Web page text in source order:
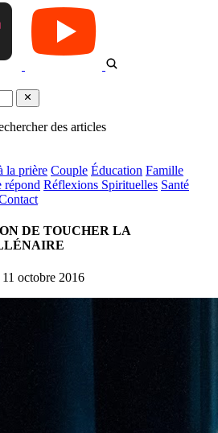
des articles
la prière Couple Éducation Famille
répond Réflexions Spirituelles Santé
DE TOUCHER LA
11 octobre 2016